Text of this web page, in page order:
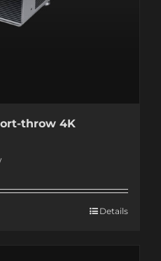
throw 4K
Details